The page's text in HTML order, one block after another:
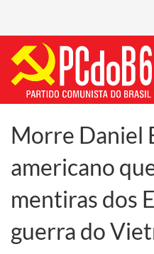
Morre Daniel
americano
mentiras dos
guerra do